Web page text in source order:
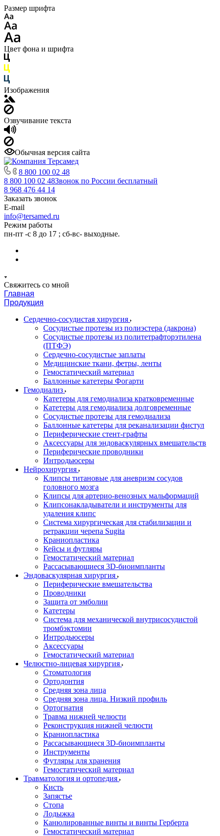
Размер шрифта
Цвет фона и шрифта
Изображения
Озвучивание текста
Обычная версия сайта
8 800 100 02 48
8 800 100 02 48Звонок по России бесплатный
8 968 476 44 14
Заказать звонок
E-mail
info@tersamed.ru
Режим работы
пн-пт -с 8 до 17 ; сб-вс- выходные.
Свяжитесь со мной
Главная
Продукция
Сердечно-сосудистая хирургия
Сосудистые протезы из полиэстера (дакрона)
Сосудистые протезы из политетрафторэтилена
(ПТФЭ)
Сердечно-сосудистые заплаты
Медицинские ткани, фетры, ленты
Гемостатический материал
Баллонные катетеры Фогарти
Гемодиализ
Катетеры для гемодиализа кратковременные
Катетеры для гемодиализа долговременные
Сосудистые протезы для гемодиализа
Баллонные катетеры для реканализации фистул
Периферические стент-графты
Аксессуары для эндоваскулярных вмешательств
Периферические проводники
Интродьюсеры
Нейрохирургия
Клипсы титановые для аневризм сосудов
головного мозга
Клипсы для артерио-венозных мальформаций
Клипсонакладыватели и инструменты для
удаления клипс
Система хирургическая для стабилизации и
ретракции черепа Sugita
Краниопластика
Кейсы и футляры
Гемостатический материал
Рассасывающиеся 3D-биоимпланты
Эндоваскулярная хирургия
Периферические вмешательства
Проводники
Защита от эмболии
Катетеры
Система для механической внутрисосудистой
тромбэктомии
Интродьюсеры
Аксессуары
Гемостатический материал
Челюстно-лицевая хирургия
Стоматология
Ортодонтия
Средняя зона лица
Средняя зона лица. Низкий профиль
Ортогнатия
Травма нижней челюсти
Реконструкция нижней челюсти
Краниопластика
Рассасывающиеся 3D-биоимпланты
Инструменты
Футляры для хранения
Гемостатический материал
Травматология и ортопедия
Кисть
Запястье
Стопа
Лодыжка
Канюлированные винты и винты Герберта
Гемостатический материал